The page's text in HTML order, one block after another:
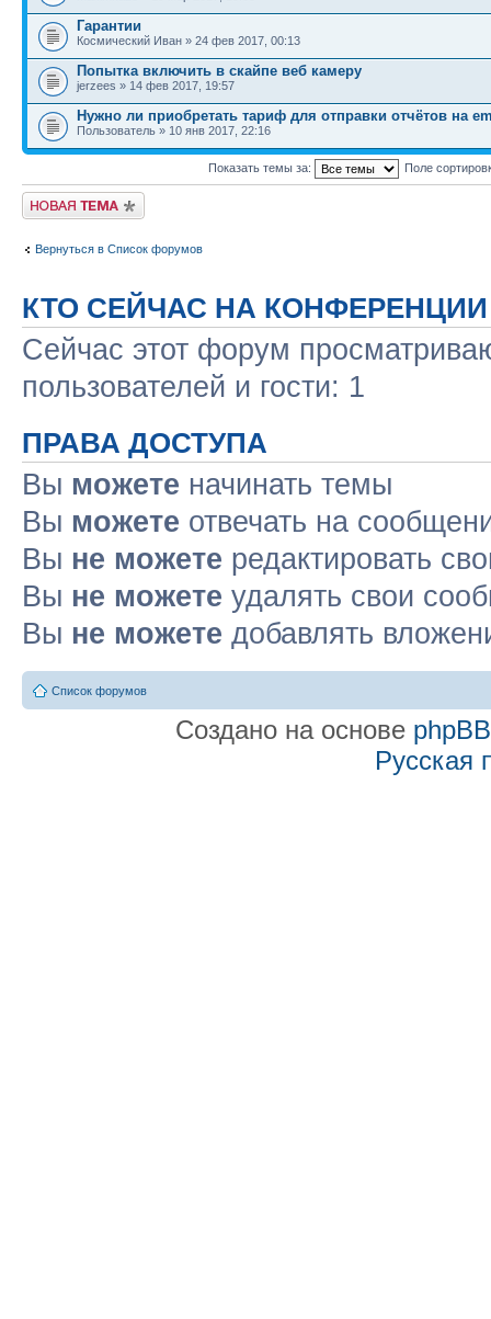
Гарантии
Космический Иван » 24 фев 2017, 00:13
Попытка включить в скайпе веб камеру
jerzees » 14 фев 2017, 19:57
Нужно ли приобретать тариф для отправки отчётов на
Пользователь » 10 янв 2017, 22:16
Показать темы за: Поле
Новая тема
Вернуться в Список форумов
КТО СЕЙЧАС НА КОНФЕРЕНЦИИ
Сейчас этот форум
пользователей и гости: 1
ПРАВА ДОСТУПА
Вы можете начинать темы
Вы можете отвечать на
Вы не можете редактировать
Вы не можете удалять свои
Вы не можете добавлять
Список форумов
Создано на основе phpBB
Русская